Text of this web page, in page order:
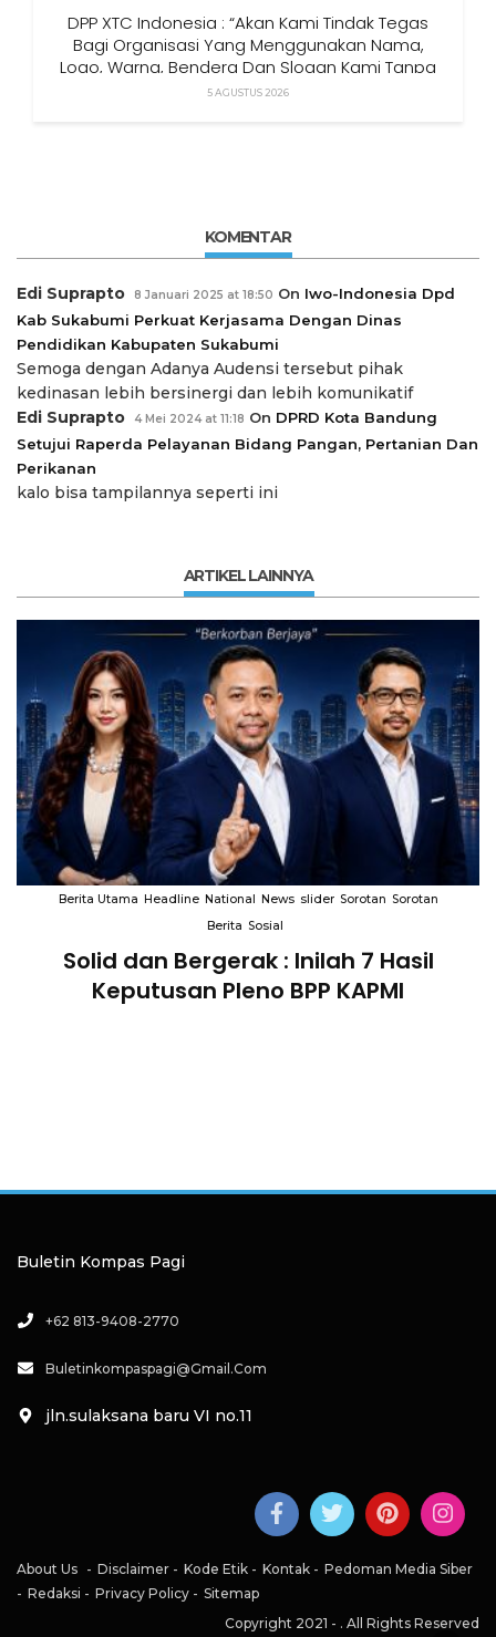
DPP XTC Indonesia : “Akan Kami Tindak Tegas
Bagi Organisasi Yang Menggunakan Nama,
Logo, Warna, Bendera Dan Slogan Kami Tanpa
Izin”
5 AGUSTUS 2026
KOMENTAR
Edi Suprapto 8 Januari 2025 at 18:50 On Iwo-Indonesia Dpd
Kab Sukabumi Perkuat Kerjasama Dengan Dinas
Pendidikan Kabupaten Sukabumi
Semoga dengan Adanya Audensi tersebut pihak
kedinasan lebih bersinergi dan lebih komunikatif
Edi Suprapto
4 Mei 2024 at 11:18 On DPRD Kota Bandung
Setujui Raperda Pelayanan Bidang Pangan, Pertanian Dan
Perikanan
kalo bisa tampilannya seperti ini
ARTIKEL LAINNYA
Berita Utama Headline National News slider Sorotan Sorotan
Berita Sosial
Solid dan Bergerak : Inilah 7 Hasil
Keputusan Pleno BPP KAPMI
Buletin Kompas Pagi
+62 813-9408-2770
Buletinkompaspagi@gmail.com
jln.sulaksana baru VI no.11
About Us Disclaimer Kode Etik Kontak
Pedoman Media Siber
Redaksi
Privacy Policy
Sitemap
Copyright 2021 - . All Rights Reserved